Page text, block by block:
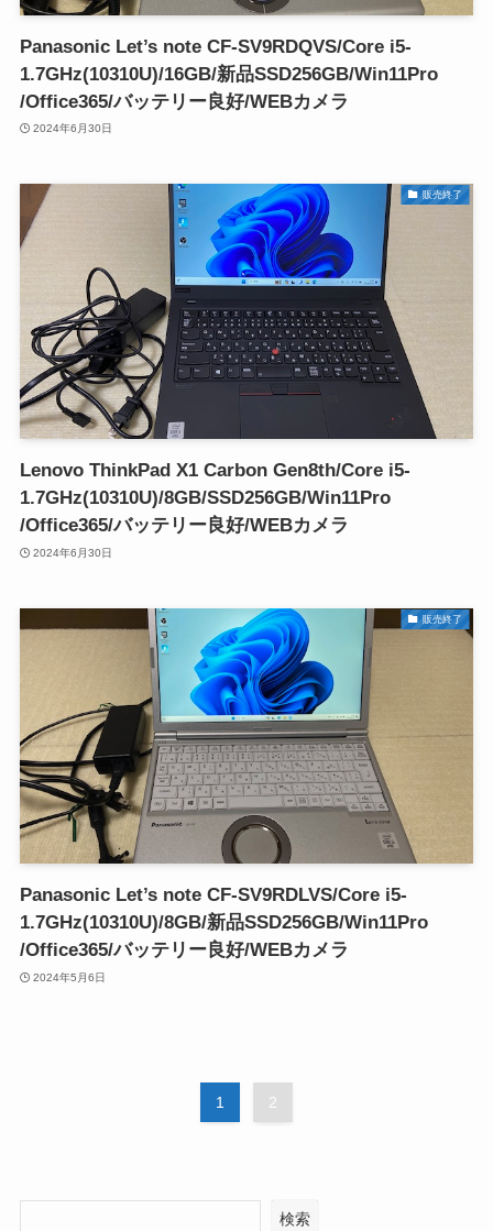
Panasonic Let’s note CF-SV9RDQVS/Core i5-
1.7GHz(10310U)/16GB/新品SSD256GB/Win11Pro
/Office365/バッテリー良好/WEBカメラ
2024年6月30日
販売終了
Lenovo ThinkPad X1 Carbon Gen8th/Core i5-
1.7GHz(10310U)/8GB/SSD256GB/Win11Pro
/Office365/バッテリー良好/WEBカメラ
2024年6月30日
販売終了
Panasonic Let’s note CF-SV9RDLVS/Core i5-
1.7GHz(10310U)/8GB/新品SSD256GB/Win11Pro
/Office365/バッテリー良好/WEBカメラ
2024年5月6日
1 2
検索